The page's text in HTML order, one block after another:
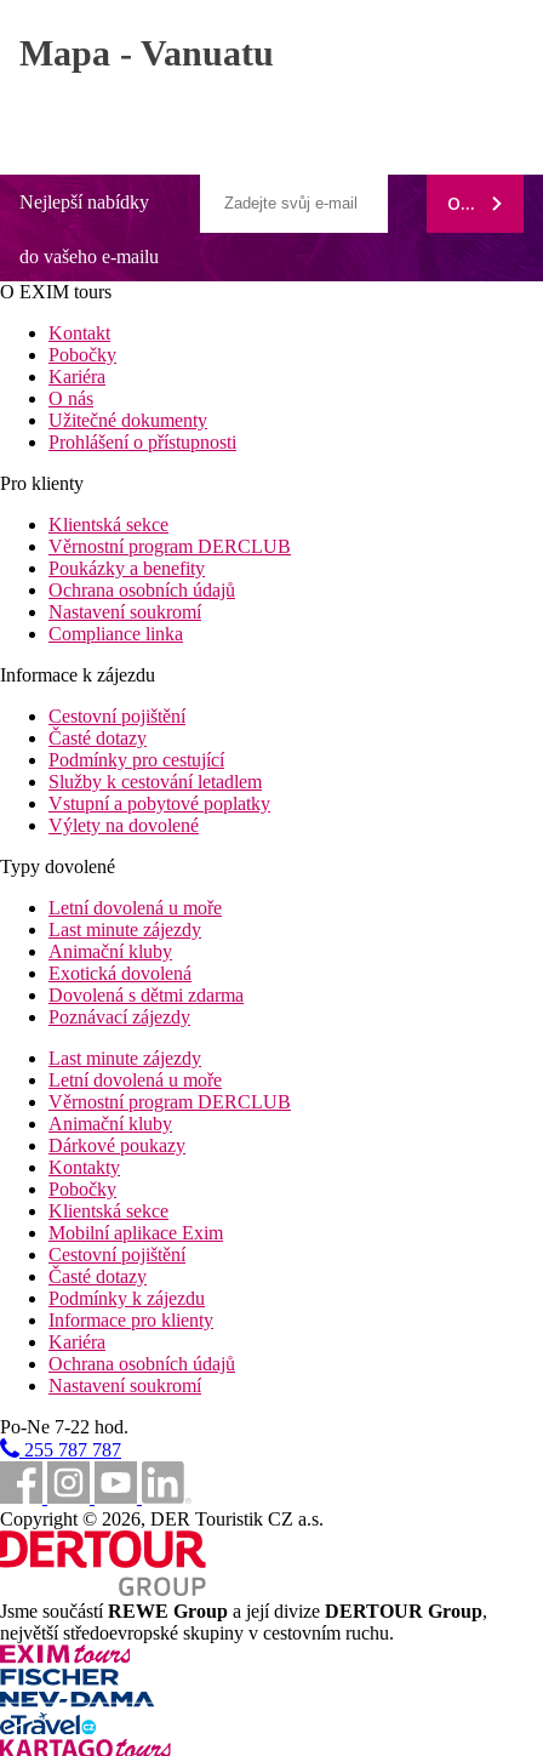
Mapa - Vanuatu
Nejlepší nabídky
do vašeho e-mailu
ODEBÍRAT
O EXIM tours
Kontakt
Pobočky
Kariéra
O nás
Užitečné dokumenty
Prohlášení o přístupnosti
Pro klienty
Klientská sekce
Věrnostní program DERCLUB
Poukázky a benefity
Ochrana osobních údajů
Nastavení soukromí
Compliance linka
Informace k zájezdu
Cestovní pojištění
Časté dotazy
Podmínky pro cestující
Služby k cestování letadlem
Vstupní a pobytové poplatky
Výlety na dovolené
Typy dovolené
Letní dovolená u moře
Last minute zájezdy
Animační kluby
Exotická dovolená
Dovolená s dětmi zdarma
Poznávací zájezdy
Last minute zájezdy
Letní dovolená u moře
Věrnostní program DERCLUB
Animační kluby
Dárkové poukazy
Kontakty
Pobočky
Klientská sekce
Mobilní aplikace Exim
Cestovní pojištění
Časté dotazy
Podmínky k zájezdu
Informace pro klienty
Kariéra
Ochrana osobních údajů
Nastavení soukromí
Po-Ne 7-22 hod.
255 787 787
Copyright © 2026, DER Touristik CZ a.s.
Jsme součástíREWE Group a její divize DERTOUR Group,
největší středoevropské skupiny v cestovním ruchu.